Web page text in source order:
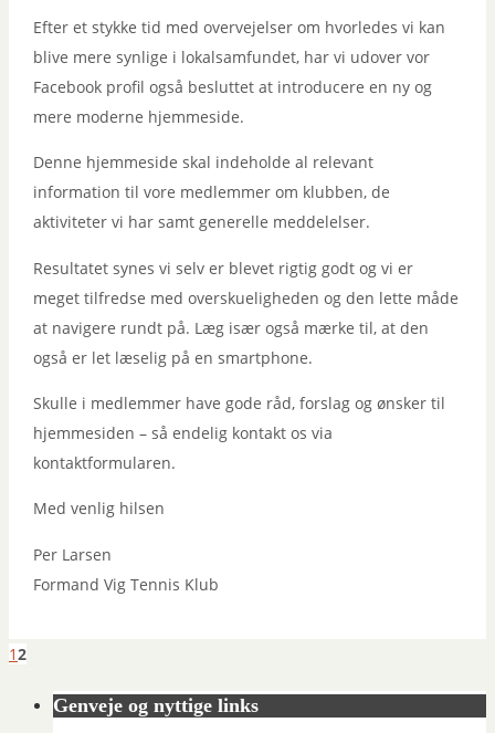
Efter et stykke tid med overvejelser om hvorledes vi kan
blive mere synlige i lokalsamfundet, har vi udover vor
Facebook profil også besluttet at introducere en ny og
mere moderne hjemmeside.
Denne hjemmeside skal indeholde al relevant
information til vore medlemmer om klubben, de
aktiviteter vi har samt generelle meddelelser.
Resultatet synes vi selv er blevet rigtig godt og vi er
meget tilfredse med overskueligheden og den lette måde
at navigere rundt på. Læg især også mærke til, at den
også er let læselig på en smartphone.
Skulle i medlemmer have gode råd, forslag og ønsker til
hjemmesiden – så endelig kontakt os via
kontaktformularen.
Med venlig hilsen
Per Larsen
Formand Vig Tennis Klub
12
Genveje og nyttige links